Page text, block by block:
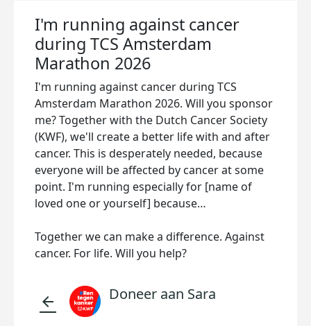
I'm running against cancer
during TCS Amsterdam
Marathon 2026
I'm running against cancer during TCS
Amsterdam Marathon 2026. Will you sponsor
me? Together with the Dutch Cancer Society
(KWF), we'll create a better life with and after
cancer. This is desperately needed, because
everyone will be affected by cancer at some
point. I'm running especially for [name of
loved one or yourself] because…
Together we can make a difference. Against
cancer. For life. Will you help?
arrow_back Doneer aan Sara